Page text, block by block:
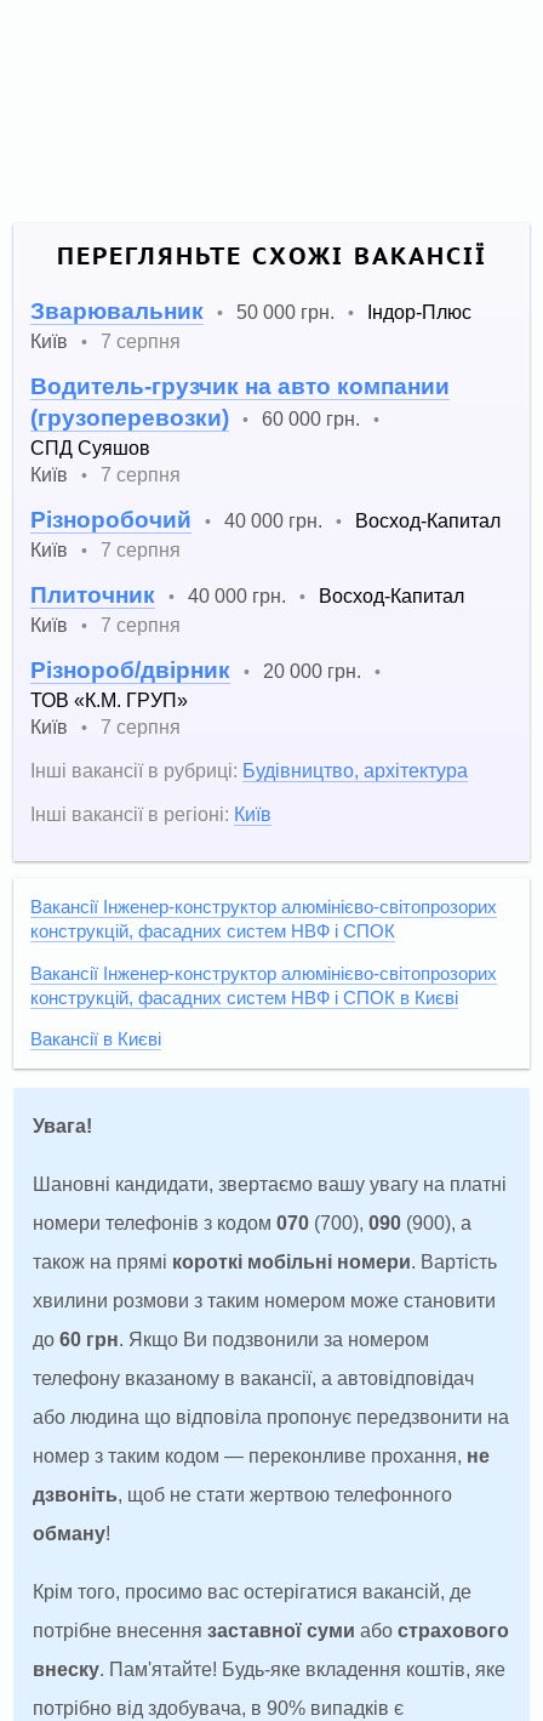
ПЕРЕГЛЯНЬТЕ СХОЖІ ВАКАНСІЇ
Зварювальник • 50 000 грн. •
Індор-Плюс
Київ
• 7 серпня
Водитель-грузчик на авто компании
(грузоперевозки)
• 60 000 грн. •
СПД Суяшов
Київ
• 7 серпня
Різноробочий • 40 000 грн. •
Восход-Капитал
Київ
• 7 серпня
Плиточник • 40 000 грн. •
Восход-Капитал
Київ
• 7 серпня
Різнороб/двірник • 20 000 грн. •
ТОВ «К.М. ГРУП»
Київ
•
7 серпня
Інші вакансії в рубриці: Будівництво, архітектура
Інші вакансії в регіоні: Київ
Вакансії Інженер-конструктор алюмінієво-світопрозорих
конструкцій, фасадних систем НВФ і СПОК
Вакансії Інженер-конструктор алюмінієво-світопрозорих
конструкцій, фасадних систем НВФ і СПОК в Києві
Вакансії в Києві
Увага!
Шановні кандидати, звертаємо вашу увагу на платні
номери телефонів з кодом070 (700),090 (900), а
також на прямі короткі мобільні номери. Вартість
хвилини розмови з таким номером може становити
до60 грн. Якщо Ви подзвонили за номером
телефону вказаному в вакансії, а автовідповідач
або людина що відповіла пропонує передзвонити на
номер з таким кодом — переконливе прохання, не
дзвоніть, щоб не стати жертвою телефонного
обману!
Крім того, просимо вас остерігатися вакансій, де
потрібне внесеннязаставної суми абострахового
внеску. Пам'ятайте! Будь-яке вкладення коштів, яке
потрібно від здобувача, в 90% випадків є